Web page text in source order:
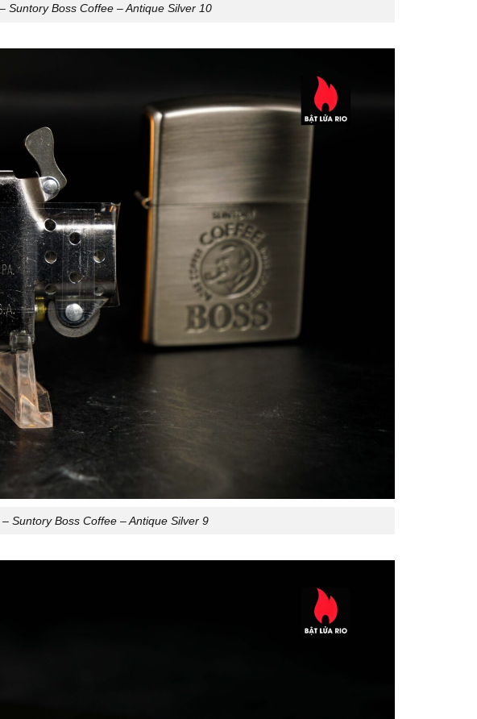
Suntory Boss Coffee – Antique Silver 10
Suntory Boss Coffee – Antique Silver 9